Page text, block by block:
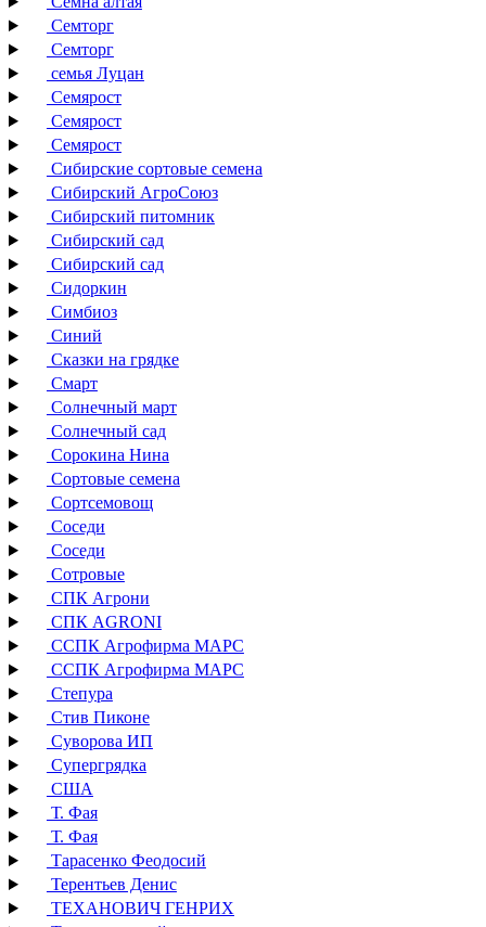
Семторг
Семторг
семья Луцан
Семярост
Семярост
Семярост
Сибирские сортовые семена
Сибирский АгроСоюз
Сибирский питомник
Сибирский сад
Сибирский сад
Сидоркин
Симбиоз
Синий
Сказки на грядке
Смарт
Солнечный март
Солнечный сад
Сорокина Нина
Сортовые семена
Сортсемовощ
Соседи
Соседи
Сотровые
СПК Агрони
СПК AGRONI
ССПК Агрофирма МАРС
ССПК Агрофирма МАРС
Степура
Стив Пиконе
Суворова ИП
Супергрядка
США
Т. Фая
Т. Фая
Тарасенко Феодосий
Терентьев Денис
ТЕХАНОВИЧ ГЕНРИХ